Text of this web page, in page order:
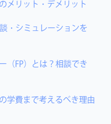
メリット・デメリット
・シミュレーションを
（FP）とは？相談でき
学費まで考えるべき理由